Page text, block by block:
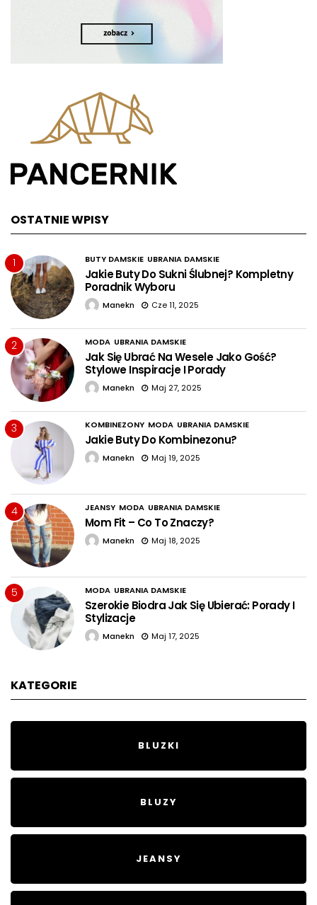
OSTATNIE WPISY
1 BUTY DAMSKIE UBRANIA DAMSKIE
Jakie Buty Do Sukni Ślubnej? Kompletny
Poradnik Wyboru
Manekn Cze 11, 2025
2 MODA UBRANIA DAMSKIE
Jak Się Ubrać Na Wesele Jako Gość?
Stylowe Inspiracje I Porady
Manekn Maj 27, 2025
3 KOMBINEZONY MODA UBRANIA DAMSKIE
Jakie Buty Do Kombinezonu?
Manekn Maj 19, 2025
4 JEANSY MODA UBRANIA DAMSKIE
Mom Fit – Co To Znaczy?
Manekn Maj 18, 2025
5 MODA UBRANIA DAMSKIE
Szerokie Biodra Jak Się Ubierać: Porady I
Stylizacje
Manekn Maj 17, 2025
KATEGORIE
BLUZKI
BLUZY
JEANSY